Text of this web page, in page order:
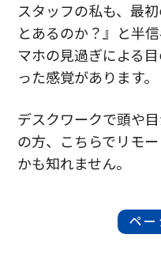
スタッフの私も、最
とあるのか？』と半
マホの見過ぎによる
った感覚があります。
デスクワークで頭や
の方、こちらでリモ
かも知れません。
ペ